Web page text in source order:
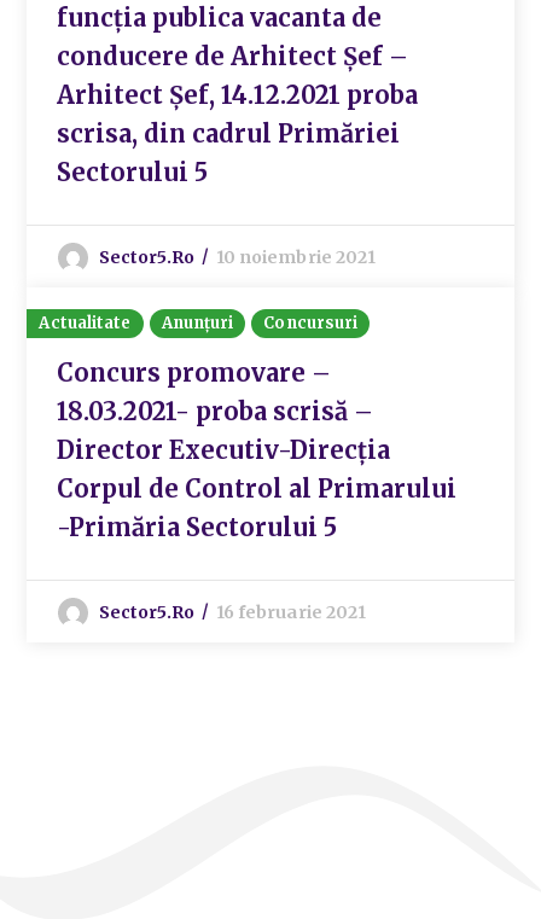
funcția publica vacanta de
conducere de Arhitect Șef –
Arhitect Șef, 14.12.2021 proba
scrisa, din cadrul Primăriei
Sectorului 5
Sector5.ro 10 noiembrie 2021
Actualitate Anunțuri Concursuri
Concurs promovare –
18.03.2021- proba scrisă –
Director Executiv-Direcția
Corpul de Control al Primarului
-Primăria Sectorului 5
Sector5.ro 16 februarie 2021